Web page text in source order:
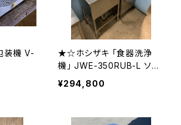
★☆ホシザキ 「食器洗浄
機」 JWE-350RUB-L ソイ
ルドシンクセット☆★
¥294,800